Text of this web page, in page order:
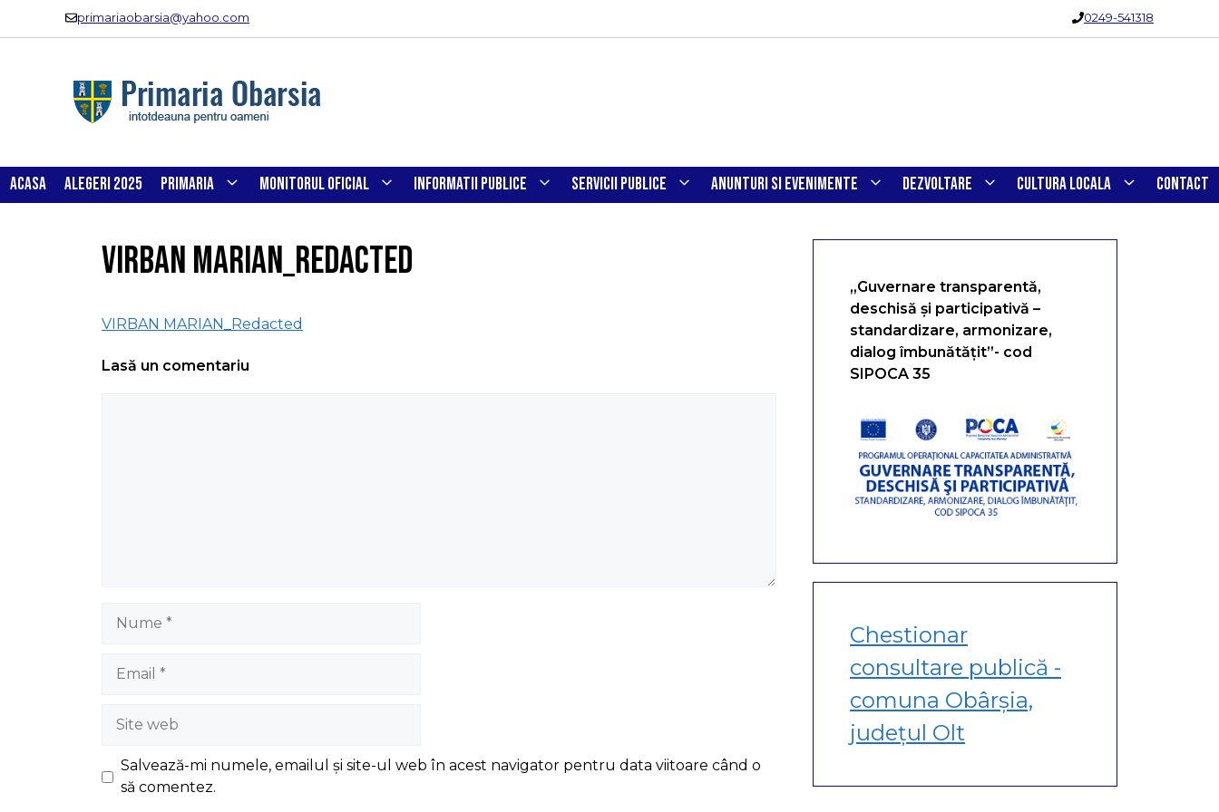
0249-541318
primariaobarsia@yahoo.com
ACASA ALEGERI 2025 PRIMARIA MONITORUL OFICIAL INFORMATII PUBLICE SERVICII PUBLICE ANUNTURI SI EVENIMENTE DEZVOLTARE CULTURA LOCALA CONTACT
VIRBAN MARIAN_Redacted
VIRBAN MARIAN_Redacted
Lasă un comentariu
Site
web
Salvează-mi numele, emailul și site-ul web în acest navigator pentru data viitoare când o
să comentez.
„Guvernare transparentă,
deschisă și participativă –
standardizare, armonizare,
dialog îmbunătățit”- cod
SIPOCA 35
Chestionar
consultare publică -
comuna Obârșia,
județul Olt